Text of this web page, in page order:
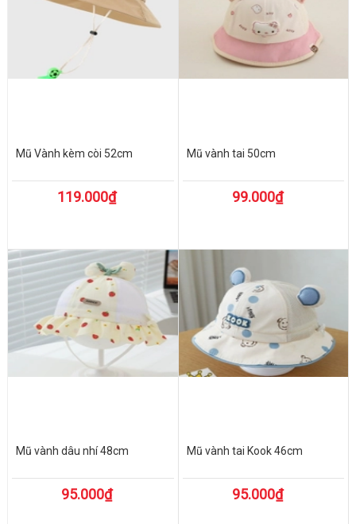
Mũ Vành kèm còi 52cm
119.000₫
Mũ vành tai 50cm
99.000₫
Mũ vành dâu nhí 48cm
95.000₫
Mũ vành tai Kook 46cm
95.000₫